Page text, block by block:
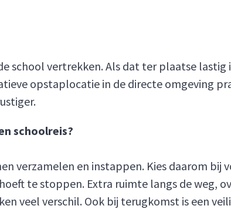
school vertrekken. Als dat ter plaatse lastig
opstaplocatie in de directe omgeving
schoolreis?
verzamelen en instappen. Kies daarom bij
te stoppen. Extra ruimte langs de weg,
veel verschil. Ook bij terugkomst is een